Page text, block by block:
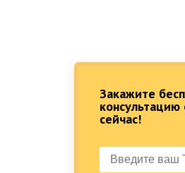
Закажите
консультацию
сейчас!